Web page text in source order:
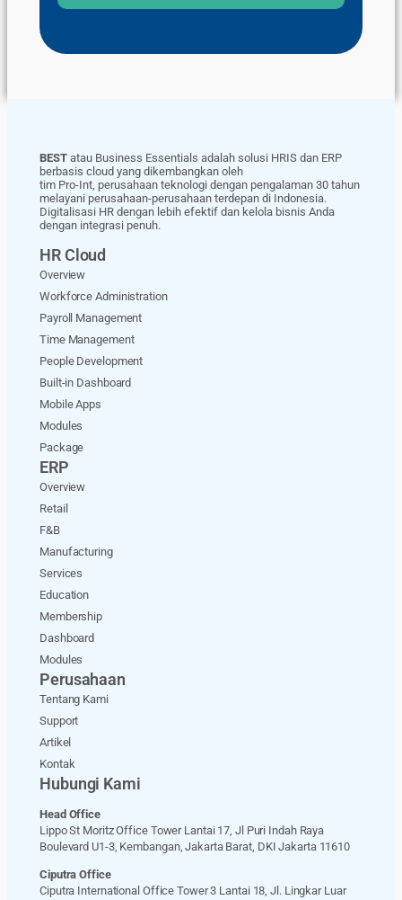
BEST atau Business Essentials adalah solusi HRIS dan ERP
berbasis cloud yang dikembangkan oleh
tim Pro-Int, perusahaan teknologi dengan pengalaman 30 tahun
melayani perusahaan-perusahaan terdepan di Indonesia.
Digitalisasi HR dengan lebih efektif dan kelola bisnis Anda
dengan integrasi penuh.
HR Cloud
Overview
Workforce Administration
Payroll Management
Time Management
People Development
Built-in Dashboard
Mobile Apps
Modules
Package
ERP
Overview
Retail
F&B
Manufacturing
Services
Education
Membership
Dashboard
Modules
Perusahaan
Tentang Kami
Support
Artikel
Kontak
Hubungi Kami
Head Office
Lippo St Moritz Office Tower Lantai 17, Jl Puri Indah Raya
Boulevard U1-3, Kembangan, Jakarta Barat, DKI Jakarta 11610
Ciputra Office
Ciputra International Office Tower 3 Lantai 18, Jl. Lingkar Luar